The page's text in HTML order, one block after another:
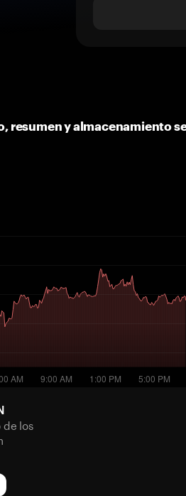
resumen y almacenamiento
los